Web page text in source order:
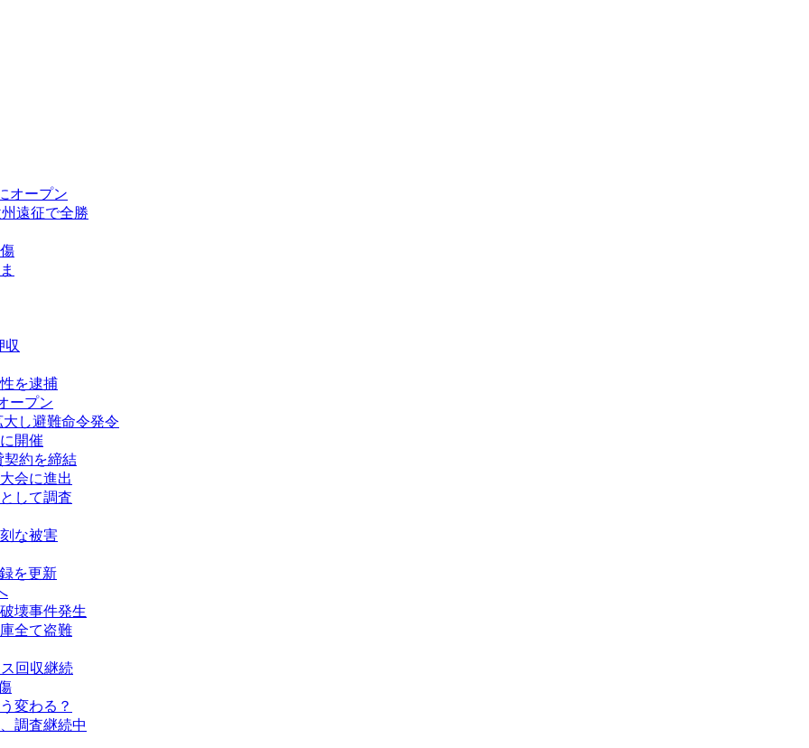
オープン
遠征で全勝
収
を逮捕
ープン
し避難命令発令
開催
契約を締結
会に進出
して調査
な被害
を更新
壊事件発生
全て盗難
回収継続
変わる？
調査継続中